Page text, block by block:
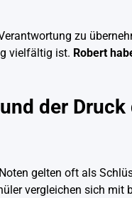
zu
vielfältig ist. Robert
der
gelten oft als
vergleichen sich